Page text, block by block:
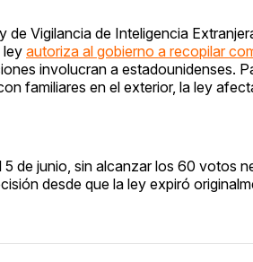
de Vigilancia de Inteligencia
ley autoriza al gobierno a recopilar
involucran a estadounidenses.
familiares en el exterior, la ley
de junio, sin alcanzar los 60 votos
desde que la ley expiró